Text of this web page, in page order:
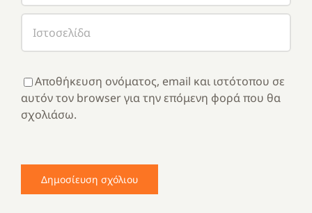
Αποθήκευση ονόματος, email και ιστότοπου σε
αυτόν τον browser για την επόμενη φορά που θα
σχολιάσω.